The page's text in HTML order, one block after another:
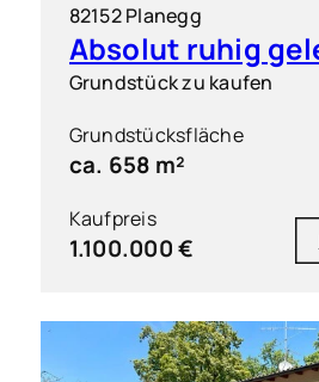
82152 Planegg
Grundstück zu kaufen
Grundstücksfläche
ca. 658 m²
Kaufpreis
1.100.000 €